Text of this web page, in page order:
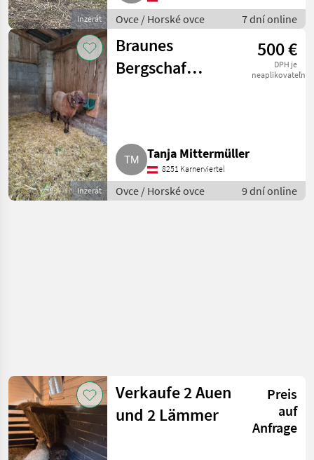
Inzerát Ovce / Horské ovce 7 dní online
Inzerát
Braunes
Bergschaf
500 €
DPH je
neaplikovateľné
Tanja Mittermüller
8251 Karnerviertel
Ovce / Horské ovce 9 dní online
Verkaufe 2 Auen
und 2 Lämmer
Preis
auf
Anfrage